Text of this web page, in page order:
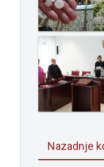
Nazadnje